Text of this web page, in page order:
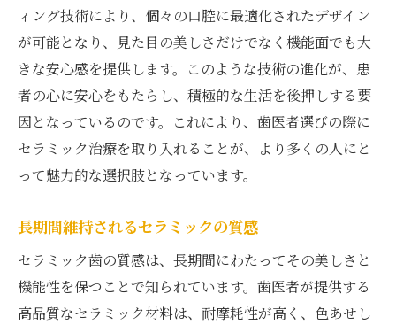
ィング技術により、個々の口腔に最適化されたデザイン
が可能となり、見た目の美しさだけでなく機能面でも大
きな安心感を提供します。このような技術の進化が、患
者の心に安心をもたらし、積極的な生活を後押しする要
因となっているのです。これにより、歯医者選びの際に
セラミック治療を取り入れることが、より多くの人にと
って魅力的な選択肢となっています。
長期間維持されるセラミックの質感
セラミック歯の質感は、長期間にわたってその美しさと
機能性を保つことで知られています。歯医者が提供する
高品質なセラミック材料は、耐摩耗性が高く、色あせし